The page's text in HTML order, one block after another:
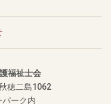
福祉士会
穂二島1062
パーク内